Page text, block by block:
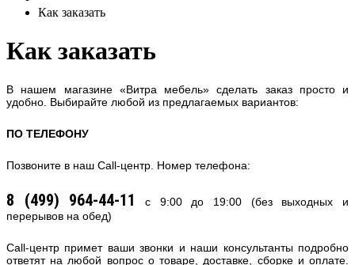
Как заказать
Как заказать
В нашем магазине «Витра мебель» сделать заказ просто и
удобно. Выбирайте любой из предлагаемых вариантов:
ПО ТЕЛЕФОНУ
Позвоните в наш Call-центр. Номер телефона:
8 (499) 964-44-11 с 9:00 до 19:00 (без выходных и
перерывов на обед)
Call-центр примет ваши звонки и наши консультанты подробно
ответят на любой вопрос о товаре, доставке, сборке и оплате.